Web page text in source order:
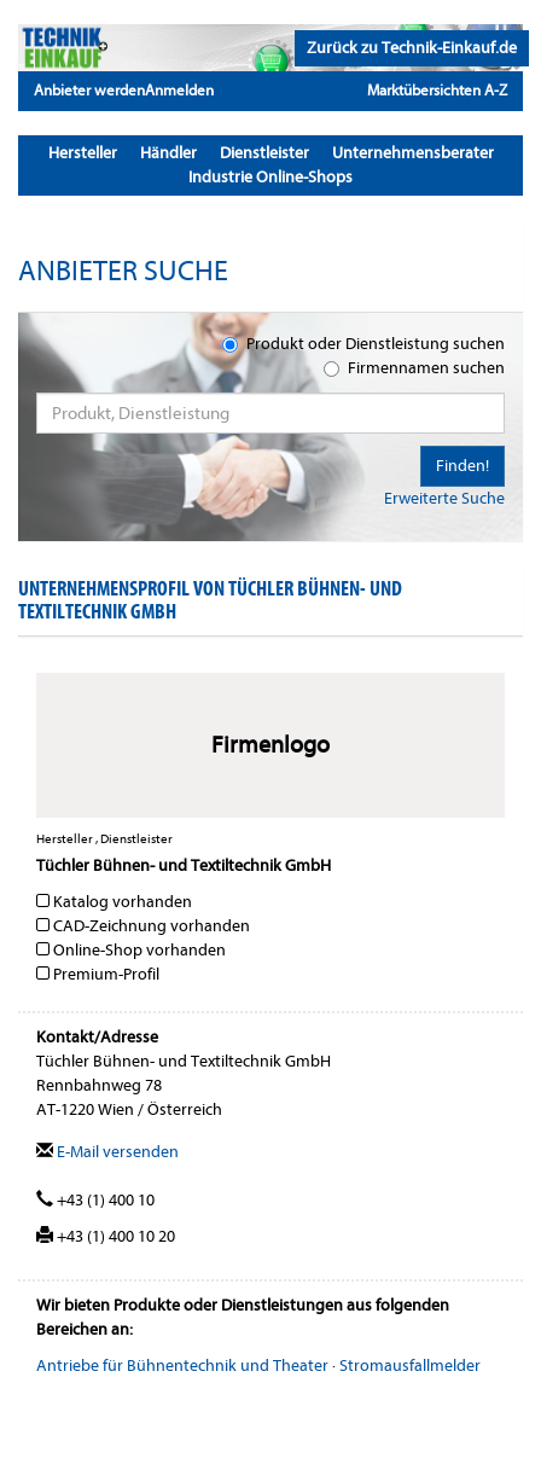
Zurück zu Technik-Einkauf.de
Anbieter werdenAnmelden Marktübersichten A-Z
Hersteller Händler Dienstleister
Unternehmensberater
Industrie Online-Shops
ANBIETER SUCHE
Produkt oder Dienstleistung suchen
Firmennamen suchen
Erweiterte Suche
Finden!
UNTERNEHMENSPROFIL VON TÜCHLER BÜHNEN- UND
TEXTILTECHNIK GMBH
Firmenlogo
Hersteller , Dienstleister
Tüchler Bühnen- und Textiltechnik GmbH
Katalog vorhanden
CAD-Zeichnung vorhanden
Online-Shop vorhanden
Premium-Profil
Kontakt/Adresse
Tüchler Bühnen- und Textiltechnik GmbH
Rennbahnweg 78
AT-1220 Wien / Österreich
E-Mail versenden
+43 (1) 400 10
+43 (1) 400 10 20
Wir bieten Produkte oder Dienstleistungen aus folgenden
Bereichen an:
Antriebe für Bühnentechnik und Theater·Stromausfallmelder